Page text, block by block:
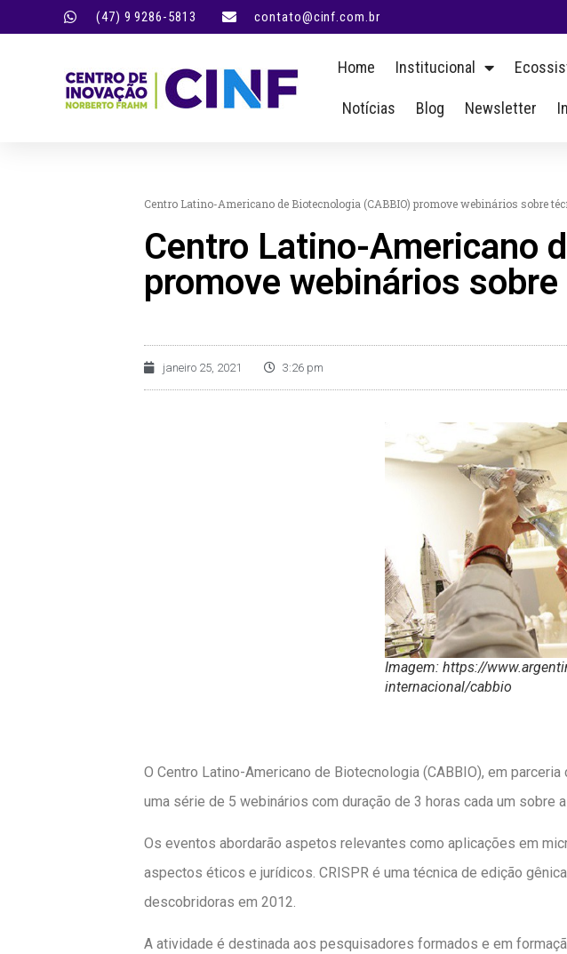
(47) 9 9286-5813 contato@cinf.com.br
Home Institucional
Notícias Blog Newsletter
Centro Latino-Americano de Biotecnologia (CABBIO) promove webinários sobre
Centro Latino-Americano
promove webinários sobre
janeiro 25, 2021 3:26 pm
Imagem: https://
internacional/cabbio
O Centro Latino-Americano de Biotecnologia (CABBIO), em
uma série de 5 webinários com duração de 3 horas cada um sobre
Os eventos abordarão aspetos relevantes como aplicações em
aspectos éticos e jurídicos. CRISPR é uma técnica de edição
descobridoras em 2012.
A atividade é destinada aos pesquisadores formados e em